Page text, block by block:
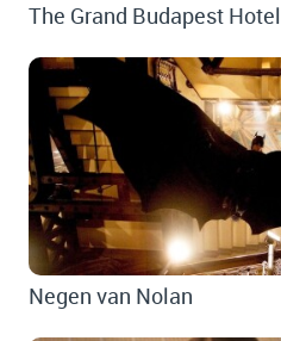
The Grand Budapest Hotel
Negen van Nolan